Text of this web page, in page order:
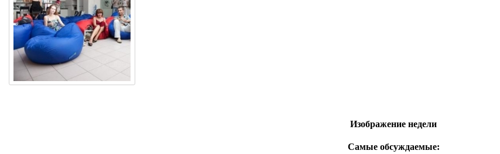
Изображение недели
Самые обсуждаемые: